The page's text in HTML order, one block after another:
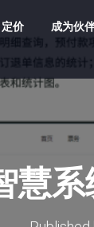
定价 成为伙
慧